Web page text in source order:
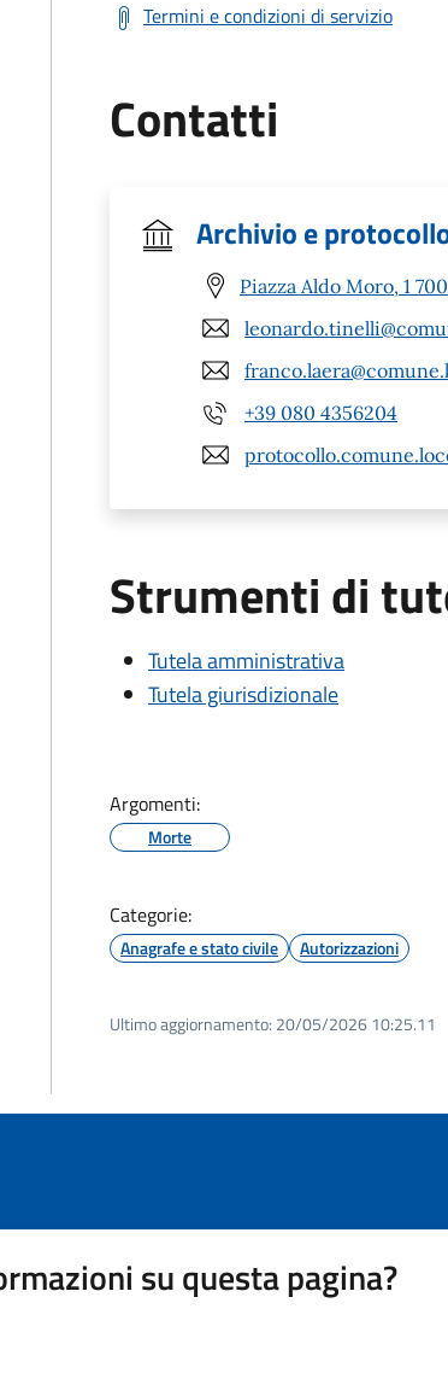
Termini e condizioni di servizio
Contatti
Archivio e
Piazza Aldo Moro, 1
+39 080 4356204
Strumenti di
Tutela amministrativa
Tutela giurisdizionale
Argomenti:
Morte
Categorie:
Anagrafe e stato civile Autorizzazioni
Ultimo aggiornamento: 20/05/2026 10:25.11
su questa pagina?